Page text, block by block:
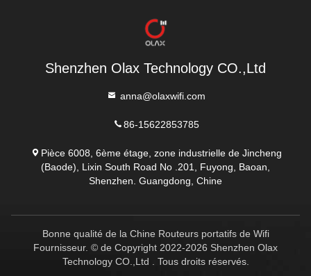
Shenzhen Olax Technology CO.,Ltd
anna@olaxwifi.com
86-15622853785
Pièce 6008, 6ème étage, zone industrielle de Jincheng
(Baode), Lixin South Road No .201, Fuyong, Baoan,
Shenzhen. Guangdong, Chine
Bonne qualité de la Chine Routeurs portatifs de Wifi
Fournisseur. © de Copyright 2022-2026 Shenzhen Olax
Technology CO.,Ltd . Tous droits réservés.